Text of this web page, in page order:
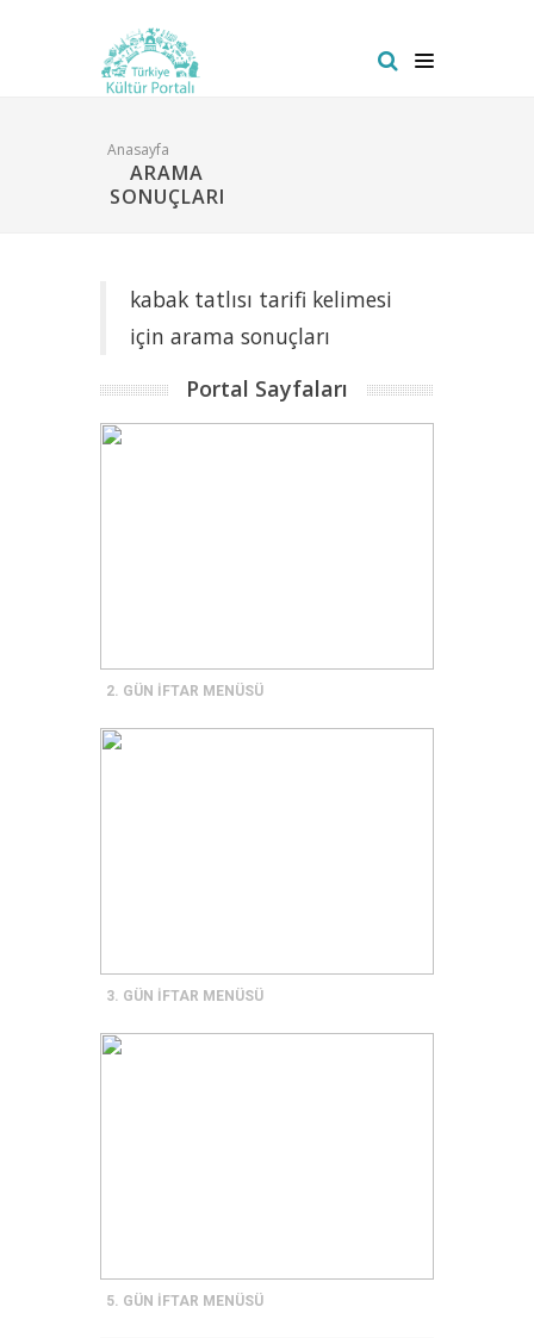
Anasayfa
ARAMA
SONUÇLARI
kabak tatlısı tarifi kelimesi
için arama sonuçları
Portal Sayfaları
2. GÜN İFTAR MENÜSÜ
3. GÜN İFTAR MENÜSÜ
5. GÜN İFTAR MENÜSÜ